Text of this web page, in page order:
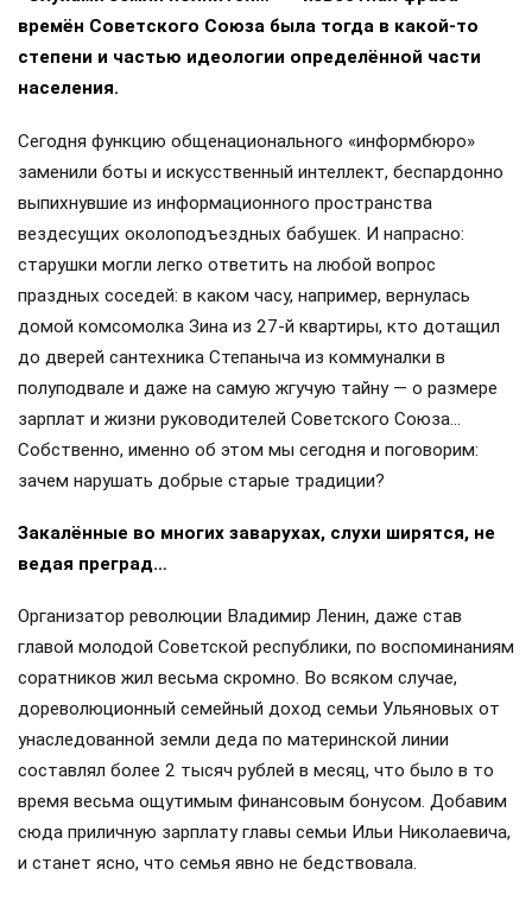
времён Советского Союза была тогда в какой-то
степени и частью идеологии определённой части
населения.
Сегодня функцию общенационального «информбюро»
заменили боты и искусственный интеллект, беспардонно
выпихнувшие из информационного пространства
вездесущих околоподъездных бабушек. И напрасно:
старушки могли легко ответить на любой вопрос
праздных соседей: в каком часу, например, вернулась
домой комсомолка Зина из 27-й квартиры, кто дотащил
до дверей сантехника Степаныча из коммуналки в
полуподвале и даже на самую жгучую тайну — о размере
зарплат и жизни руководителей Советского Союза…
Собственно, именно об этом мы сегодня и поговорим:
зачем нарушать добрые старые традиции?
Закалённые во многих заварухах, слухи ширятся, не
ведая преград…
Организатор революции Владимир Ленин, даже став
главой молодой Советской республики, по воспоминаниям
соратников жил весьма скромно. Во всяком случае,
дореволюционный семейный доход семьи Ульяновых от
унаследованной земли деда по материнской линии
составлял более 2 тысяч рублей в месяц, что было в то
время весьма ощутимым финансовым бонусом. Добавим
сюда приличную зарплату главы семьи Ильи Николаевича,
и станет ясно, что семья явно не бедствовала.